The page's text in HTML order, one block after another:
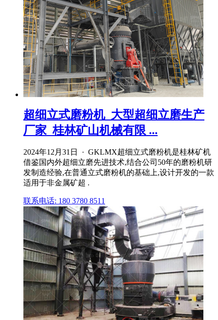
超细立式磨粉机_大型超细立磨生产
厂家_桂林矿山机械有限 ...
2024年12月31日 · GKLMX超细立式磨粉机是桂林矿机
借鉴国内外超细立磨先进技术,结合公司50年的磨粉机研
发制造经验,在普通立式磨粉机的基础上,设计开发的一款
适用于非金属矿超 .
联系电话: 180 3780 8511